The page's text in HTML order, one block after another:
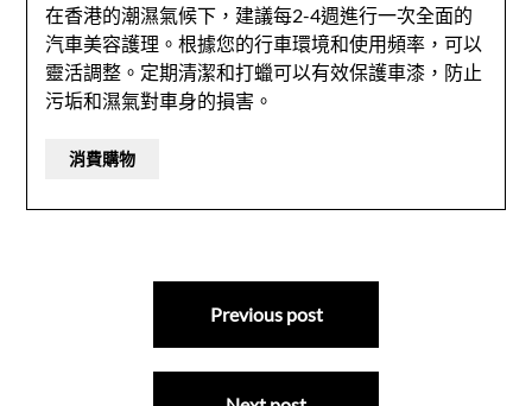
在香港的潮濕氣候下，建議每2-4週進行一次全面的
汽車美容護理。根據您的行車環境和使用頻率，可以
靈活調整。定期清潔和打蠟可以有效保護車漆，防止
污垢和濕氣對車身的損害。
消費購物
Previous post